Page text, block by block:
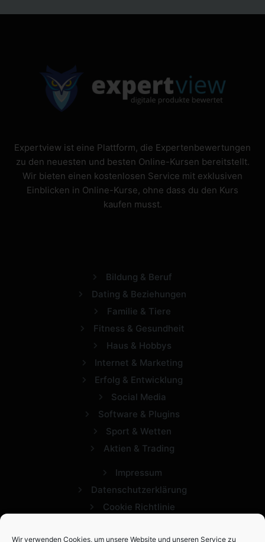
Wir verwenden Cookies, um unsere Website und unseren Service zu
Expertview ist eine Plattform, die Expertenbewertungen
zu den neuesten und besten Online-Kursen bereitstellt.
Wir bieten einen kostenlosen Service mit exklusiven
Einblicken in Online-Kurse, ohne dass du den Kurs
kaufen musst.
Bildung & Beruf
Dating & Beziehungen
Familie & Tiere
Fitness & Gesundheit
Haus & Hobbys
Internet & Marketing
Erfolg & Entwicklung
Social Media
Software & Plugins
Sport & Wetten
Aktien & Trading
Impressum
Datenschutzerklärung
Cookie Richtlinie